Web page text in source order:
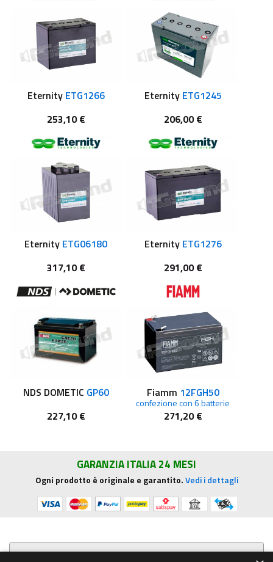
Eternity ETG1266
253,10 €
Eternity ETG1245
206,00 €
Eternity ETG06180
317,10 €
Eternity ETG1276
291,00 €
NDS DOMETIC GP60
227,10 €
Fiamm 12FGH50
confezione con 6 batterie
271,20 €
GARANZIA ITALIA 24 MESI
Ogni prodotto è originale e garantito.Vedi i dettagli
Presentazione aziendale